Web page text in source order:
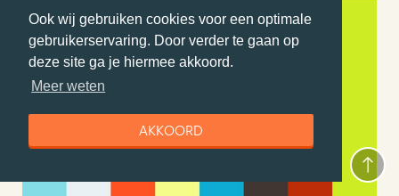
Ook wij gebruiken cookies voor een optimale
gebruikerservaring. Door verder te gaan op
deze site ga je hiermee akkoord.
Meer weten
AKKOORD